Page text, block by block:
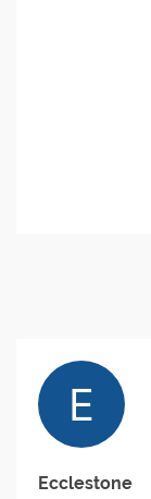
Ecclestone